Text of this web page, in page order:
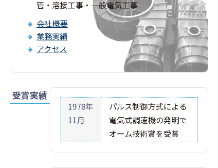
管・溶接工事・一般電気工事
会社概要
業務実績
アクセス
受賞実績
1978年
11月
パルス制御方式による
電気式調速機の発明で
オーム技術賞を受賞